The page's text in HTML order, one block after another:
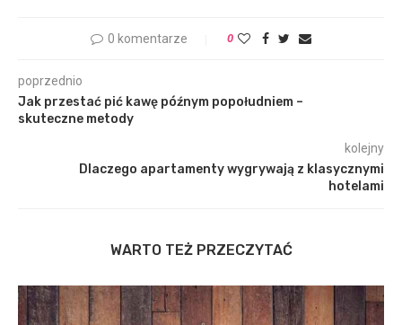
0 komentarze 0
poprzednio
Jak przestać pić kawę późnym popołudniem –
skuteczne metody
kolejny
Dlaczego apartamenty wygrywają z klasycznymi
hotelami
WARTO TEŻ PRZECZYTAĆ